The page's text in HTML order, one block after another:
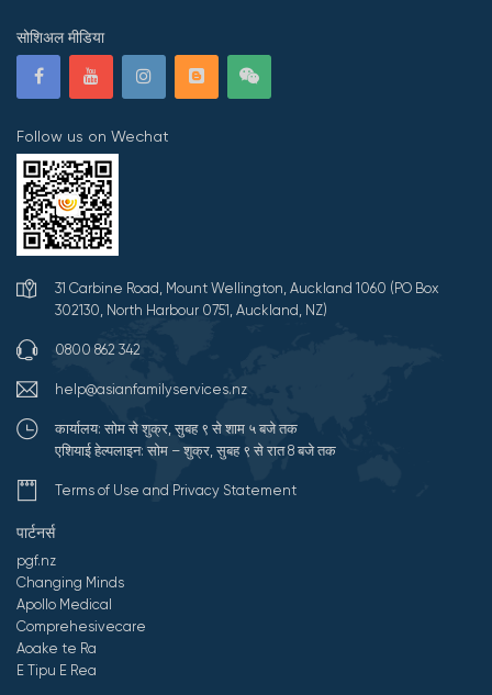
सोशिअल मीडिया
Follow us on Wechat
31 Carbine Road, Mount Wellington, Auckland 1060 (PO Box
302130, North Harbour 0751, Auckland, NZ)
0800 862 342
help@asianfamilyservices.nz
कार्यालय: सोम से शुक्र, सुबह ९ से शाम ५ बजे तक
एशियाई हेल्पलाइन: सोम – शुक्र, सुबह ९ से रात 8 बजे तक
Terms of Use and Privacy Statement
पार्टनर्स
pgf.nz
Changing Minds
Apollo Medical
Comprehesivecare
Aoake te Ra
E Tipu E Rea